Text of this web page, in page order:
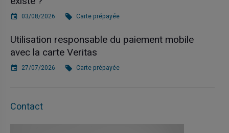
03/08/2026 Carte prépayée
Utilisation responsable du paiement mobile
avec la carte Veritas
27/07/2026 Carte prépayée
Contact